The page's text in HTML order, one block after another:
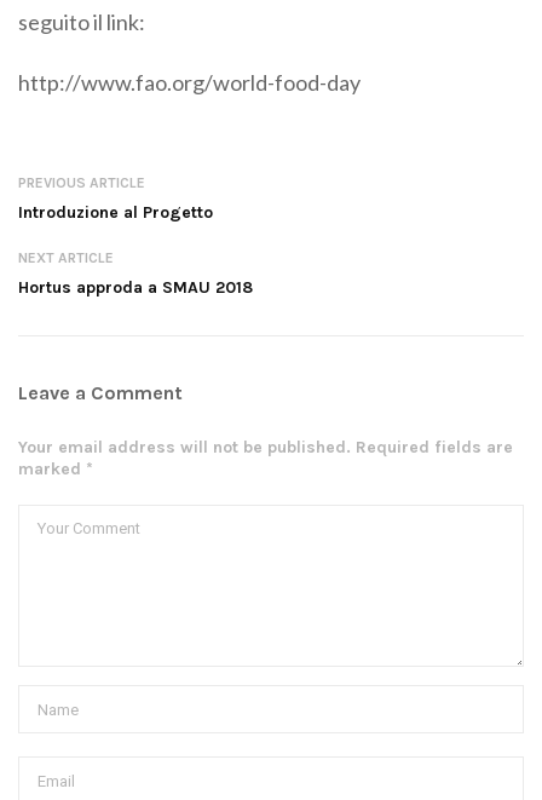
seguito il link:
http://www.fao.org/world-food-day
PREVIOUS ARTICLE
Introduzione al Progetto
NEXT ARTICLE
Hortus approda a SMAU 2018
Leave a Comment
Your email address will not be published. Required fields are
marked *